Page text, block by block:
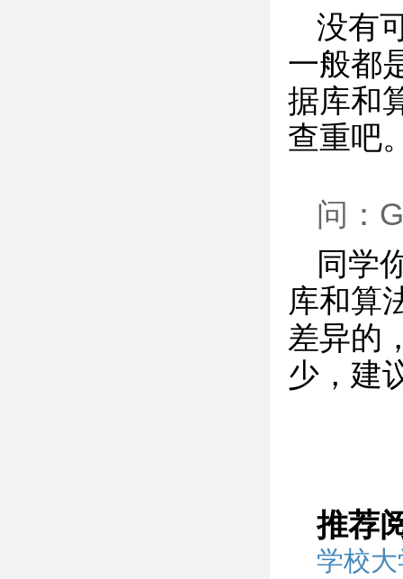
没有
一般都
据库和
查重吧
问：
同学
库和算
差异的
少，建
推荐
学校